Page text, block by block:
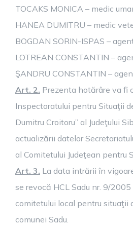
TOCAKS MONICA – medic
HANEA DUMITRU – medic
BOGDAN SORIN-ISPAS –
LOTREAN CONSTANTIN –
ŞANDRU CONSTANTIN –
Art. 2. Prezenta hotărâre va fi
Inspectoratului pentru Situaţii
Dumitru Croitoru” al Judeţului
actualizării datelor
al Comitetului Judeţean pentru
Art. 3. La data intrării în
se revocă HCL Sadu nr. 9/
comitetului local pentru situaţii
comunei Sadu.